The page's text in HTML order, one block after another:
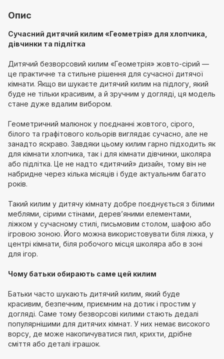
Опис
Сучасний дитячий килим «Геометрія» для хлопчика,
дівчинки та підлітка
Дитячий безворсовий килим «Геометрія» жовто-сірий —
це практичне та стильне рішення для сучасної дитячої
кімнати. Якщо ви шукаєте дитячий килим на підлогу, який
буде не тільки красивим, а й зручним у догляді, ця модель
стане дуже вдалим вибором.
Геометричний малюнок у поєднанні жовтого, сірого,
білого та графітового кольорів виглядає сучасно, але не
занадто яскраво. Завдяки цьому килим гарно підходить як
для кімнати хлопчика, так і для кімнати дівчинки, школяра
або підлітка. Це не надто «дитячий» дизайн, тому він не
набридне через кілька місяців і буде актуальним багато
років.
Такий килим у дитячу кімнату добре поєднується з білими
меблями, сірими стінами, дерев’яними елементами,
ліжком у сучасному стилі, письмовим столом, шафою або
ігровою зоною. Його можна використовувати біля ліжка, у
центрі кімнати, біля робочого місця школяра або в зоні
для ігор.
Чому батьки обирають саме цей килим
Батьки часто шукають дитячий килим, який буде
красивим, безпечним, приємним на дотик і простим у
догляді. Саме тому безворсові килими стають дедалі
популярнішими для дитячих кімнат. У них немає високого
ворсу, де може накопичуватися пил, крихти, дрібне
сміття або деталі іграшок.